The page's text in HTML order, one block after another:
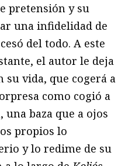
pretensión y su
una infidelidad de
del todo. A este
el autor le deja
su vida, que cogerá a
como cogió a
baza que a ojos
propios lo
y lo redime de su